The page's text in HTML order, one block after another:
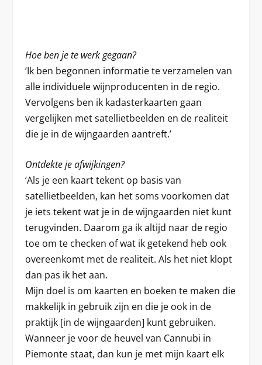
Hoe ben je te werk gegaan?
‘Ik ben begonnen informatie te verzamelen van
alle individuele wijnproducenten in de regio.
Vervolgens ben ik kadasterkaarten gaan
vergelijken met satellietbeelden en de realiteit
die je in de wijngaarden aantreft.’
Ontdekte je afwijkingen?
‘Als je een kaart tekent op basis van
satellietbeelden, kan het soms voorkomen dat
je iets tekent wat je in de wijngaarden niet kunt
terugvinden. Daarom ga ik altijd naar de regio
toe om te checken of wat ik getekend heb ook
overeenkomt met de realiteit. Als het niet klopt
dan pas ik het aan.
Mijn doel is om kaarten en boeken te maken die
makkelijk in gebruik zijn en die je ook in de
praktijk [in de wijngaarden] kunt gebruiken.
Wanneer je voor de heuvel van Cannubi in
Piemonte staat, dan kun je met mijn kaart elk